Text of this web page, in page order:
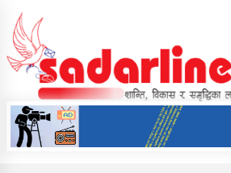
content
News For Nepal